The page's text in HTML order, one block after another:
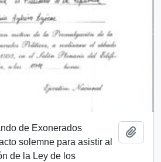
de Exonerados
solemne para asistir al
de la Ley de los